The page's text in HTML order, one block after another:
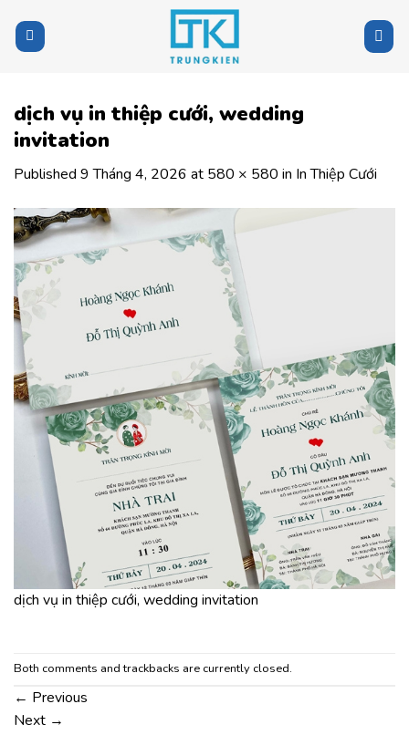
content
dịch vụ in thiệp cưới, wedding
invitation
Published 9 Tháng 4, 2026 at 580 × 580 in In Thiệp Cưới
dịch vụ in thiệp cưới, wedding invitation
Both comments and trackbacks are currently closed.
← Previous
Next →